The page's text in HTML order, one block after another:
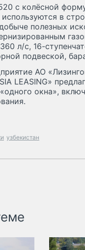
с колёсной
в
полезных
л/с, 16-
подвеской,
АО
LEASING»
окна»,
узбекистан